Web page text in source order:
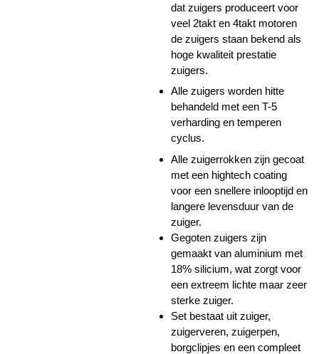
dat zuigers produceert voor
veel 2takt en 4takt motoren
de zuigers staan bekend als
hoge kwaliteit prestatie
zuigers.
Alle zuigers worden hitte
behandeld met een T-5
verharding en temperen
cyclus.
Alle zuigerrokken zijn gecoat
met een hightech coating
voor een snellere inlooptijd en
langere levensduur van de
zuiger.
Gegoten zuigers zijn
gemaakt van aluminium met
18% silicium, wat zorgt voor
een extreem lichte maar zeer
sterke zuiger.
Set bestaat uit zuiger,
zuigerveren, zuigerpen,
borgclipjes en een compleet